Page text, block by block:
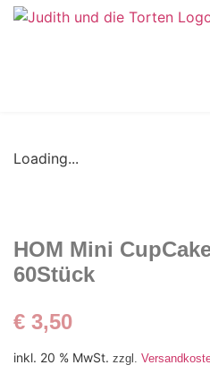
Loading...
HOM Mini
60Stück
€ 3,50
inkl. 20 % MwSt. zzgl.